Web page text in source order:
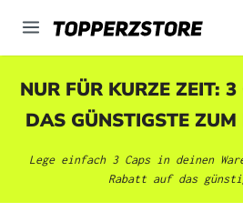
springen
NUR FÜR KURZE ZEIT:
DAS GÜNSTIGSTE
Lege einfach 3 Caps in deinen
Rabatt auf das